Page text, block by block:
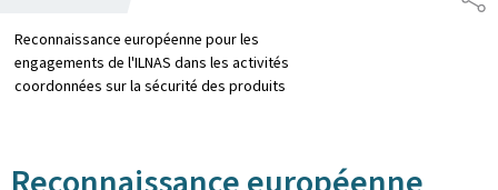
Reconnaissance européenne pour les
engagements de l'ILNAS dans les activités
coordonnées sur la sécurité des produits